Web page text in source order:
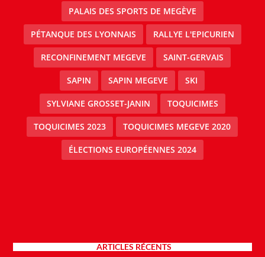
PALAIS DES SPORTS DE MEGÈVE
PÉTANQUE DES LYONNAIS RALLYE L'EPICURIEN
RECONFINEMENT MEGEVE SAINT-GERVAIS
SAPIN SAPIN MEGEVE SKI
SYLVIANE GROSSET-JANIN TOQUICIMES
TOQUICIMES 2023 TOQUICIMES MEGEVE 2020
ÉLECTIONS EUROPÉENNES 2024
ARTICLES RÉCENTS